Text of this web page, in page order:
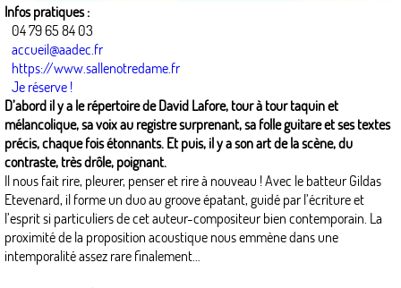
Infos pratiques :
04 79 65 84 03
accueil@aadec.fr
https://www.sallenotredame.fr
Je réserve !
D’abord il y a le répertoire de David Lafore, tour à tour taquin et
mélancolique, sa voix au registre surprenant, sa folle guitare et ses textes
précis, chaque fois étonnants. Et puis, il y a son art de la scène, du
contraste, très drôle, poignant.
Il nous fait rire, pleurer, penser et rire à nouveau ! Avec le batteur Gildas
Etevenard, il forme un duo au groove épatant, guidé par l’écriture et
l’esprit si particuliers de cet auteur-compositeur bien contemporain. La
proximité de la proposition acoustique nous emmène dans une
intemporalité assez rare finalement…